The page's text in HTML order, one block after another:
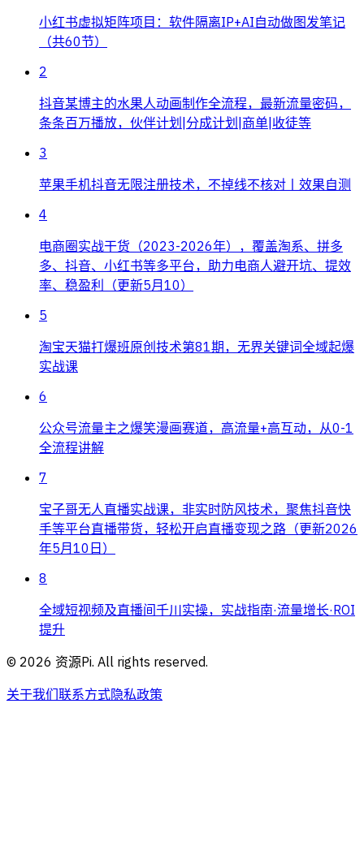
小红书虚拟矩阵项目：软件隔离IP+AI自动做图发笔记
（共60节）
2
抖音某博主的水果人动画制作全流程，最新流量密码，
条条百万播放，伙伴计划|分成计划|商单|收徒等
3
苹果手机抖音无限注册技术，不掉线不核对丨效果自测
4
电商圈实战干货（2023-2026年），覆盖淘系、拼多
多、抖音、小红书等多平台，助力电商人避开坑、提效
率、稳盈利（更新5月10）
5
淘宝天猫打爆班原创技术第81期，无界关键词全域起爆
实战课
6
公众号流量主之爆笑漫画赛道，高流量+高互动，从0-1
全流程讲解
7
宝子哥无人直播实战课，非实时防风技术，聚焦抖音快
手等平台直播带货，轻松开启直播变现之路（更新2026
年5月10日）
8
全域短视频及直播间千川实操，实战指南·流量增长·ROI
提升
© 2026 资源Pi. All rights reserved.
关于我们联系方式隐私政策